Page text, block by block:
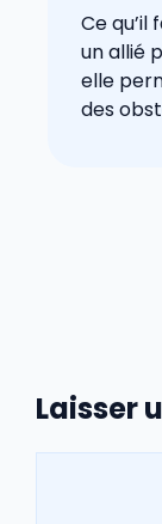
Ce qu’il
un allié
elle
des
Laisser